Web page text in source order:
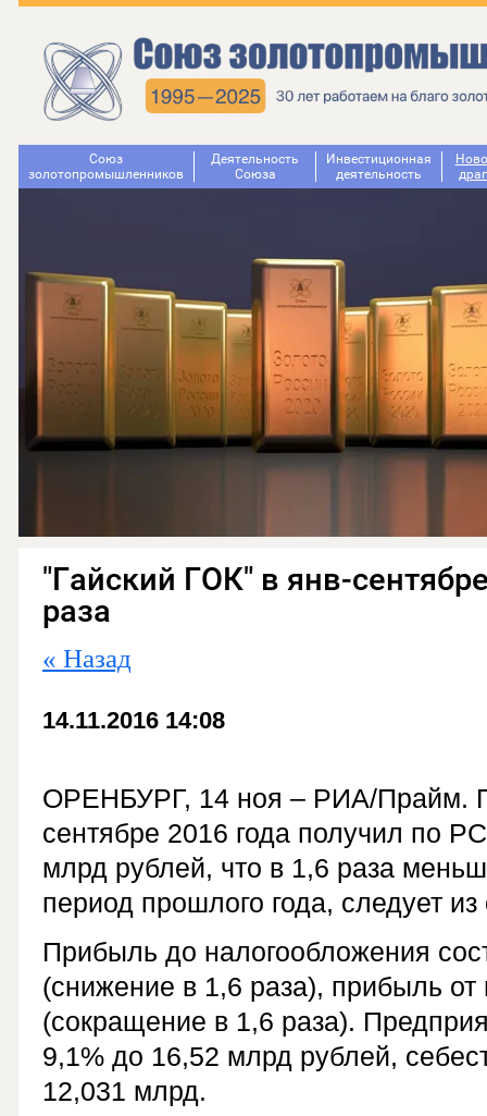
Союз
золотопромышленников
Деятельность
Cоюза
Инвестиционная
деятельность
"Гайский ГОК" в янв-
раза
« Назад
14.11.2016 14:08
ОРЕНБУРГ, 14 ноя – РИА/Прайм.
сентябре 2016 года получил по
млрд рублей, что в 1,6 раза
период прошлого года, следует из
Прибыль до налогообложения
(снижение в 1,6 раза), прибыль
(сокращение в 1,6 раза).
9,1% до 16,52 млрд рублей,
12,031 млрд.